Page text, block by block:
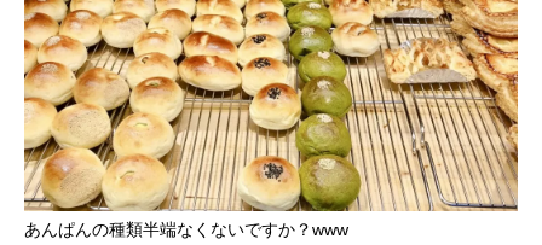
あんぱんの種類半端なくないですか？www